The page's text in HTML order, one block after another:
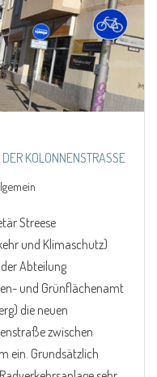
KOLONNENSTRASSE
Streese
und Klimaschutz)
Abteilung
und Grünflächenamt
die neuen
zwischen
ein. Grundsätzlich